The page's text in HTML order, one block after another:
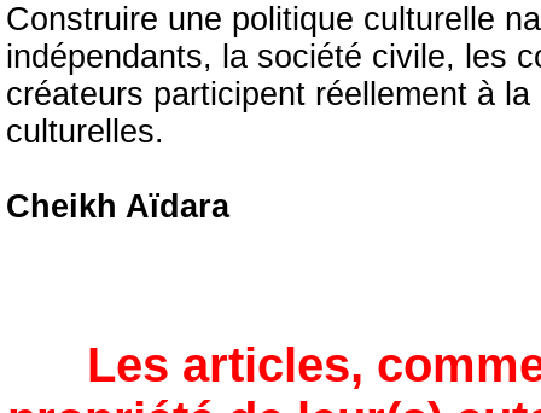
Construire une politique culturelle
indépendants, la société civile, les
créateurs participent réellement à
culturelles.
Cheikh Aïdara
Les articles,